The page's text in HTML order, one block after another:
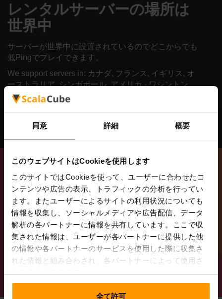
同意 詳細 概要
このウェブサイトはCookieを使用します
このサイトではCookieを使って、ユーザーに合わせたコ
ンテンツや広告の表示、トラフィックの分析を行ってい
ます。またユーザーによるサイトの利用状況についても
情報を収集し、ソーシャルメディアや広告配信、データ
解析の各パートナーに情報を共有しています。ここで収
集された情報は、ユーザーが各パートナーに提供した他
の情報や各パートナーのサービスを使用した際に収集さ
れた情報と組み合わされ、各パートナーによって使用さ
れることがあります。
全て許可
レンタルサーバーの場所は
世界中
サーバーが世界中に設置されているのでどこからでも
低Pingでプレイできます。
We support servers in: カナダ, フランス, イギリス, オ
ーストラリア, シンガポール, アメリカ - ワシントン
D.C., アメリカ - カリフォルニア, ドイツ, ポーランド,
インド, フィンランド, ブラジル, アメリカ - テキサス,
サーバーを入手する